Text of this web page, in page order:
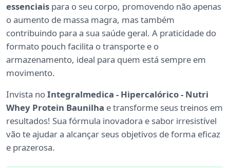
essenciais para o seu corpo, promovendo não apenas
o aumento de massa magra, mas também
contribuindo para a sua saúde geral. A praticidade do
formato pouch facilita o transporte e o
armazenamento, ideal para quem está sempre em
movimento.
Invista noIntegralmedica - Hipercalórico - Nutri
Whey Protein Baunilha e transforme seus treinos em
resultados! Sua fórmula inovadora e sabor irresistível
vão te ajudar a alcançar seus objetivos de forma eficaz
e prazerosa.